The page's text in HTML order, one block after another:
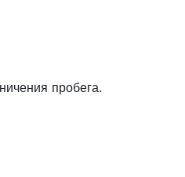
пробега.